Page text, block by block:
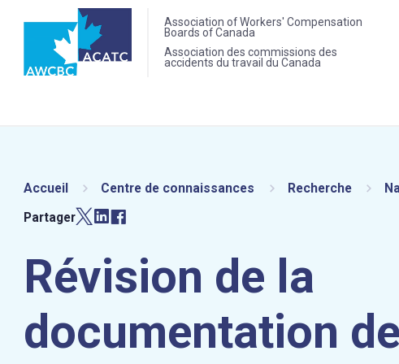
Association of Workers' Compensation
Boards of Canada
Association des commissions des
accidents du travail du Canada
Accueil Centre de connaissances Recherche
Partager
Révision de la
documentation